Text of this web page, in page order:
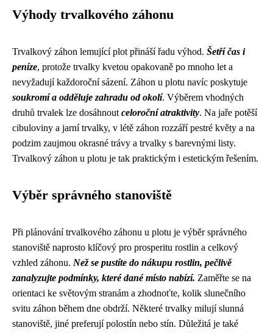
Výhody trvalkového záhonu
Trvalkový záhon lemující plot přináší řadu výhod. Šetří čas i
peníze, protože trvalky kvetou opakovaně po mnoho let a
nevyžadují každoroční sázení. Záhon u plotu navíc poskytuje
soukromí a odděluje zahradu od okolí. Výběrem vhodných
druhů trvalek lze dosáhnout celoroční atraktivity. Na jaře potěší
cibuloviny a jarní trvalky, v létě záhon rozzáří pestré květy a na
podzim zaujmou okrasné trávy a trvalky s barevnými listy.
Trvalkový záhon u plotu je tak praktickým i estetickým řešením.
Výběr správného stanoviště
Při plánování trvalkového záhonu u plotu je výběr správného
stanoviště naprosto klíčový pro prosperitu rostlin a celkový
vzhled záhonu. Než se pustíte do nákupu rostlin, pečlivě
zanalyzujte podmínky, které dané místo nabízí. Zaměřte se na
orientaci ke světovým stranám a zhodnoťte, kolik slunečního
svitu záhon během dne obdrží. Některé trvalky milují slunná
stanoviště, jiné preferují polostín nebo stín. Důležitá je také